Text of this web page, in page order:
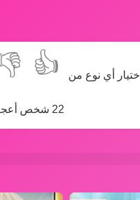
👍
22 شخص أعجبهم هذه اللعبة، انضم إليهم!
أي نوع من